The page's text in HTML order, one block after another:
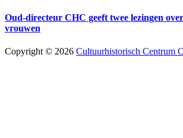
Oud-directeur CHC geeft twee lezingen
vrouwen
Copyright © 2026 Cultuurhistorisch Centrum